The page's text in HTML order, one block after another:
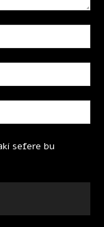
sefere bu